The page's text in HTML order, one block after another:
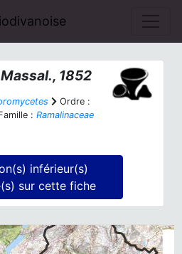
1852
Ordre :
: Ramalinaceae
inférieur(s)
agrégé(s) sur cette fiche